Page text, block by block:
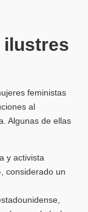
ilustres
feministas
al
Algunas de ellas
y activista
considerado un